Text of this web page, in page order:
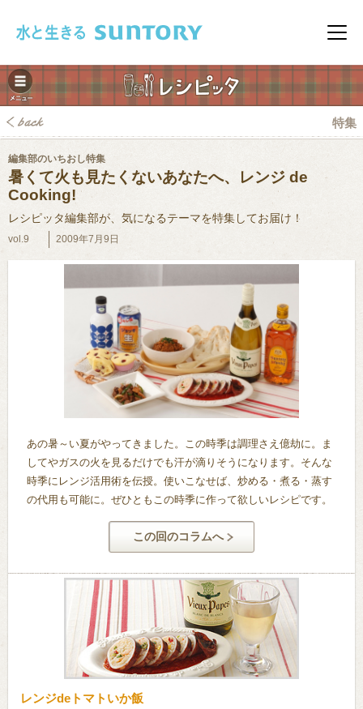
メニ
レシピ
特集
編集部のいちおし特集
暑くて火も見たくないあなたへ、レンジ de
Cooking!
レシピッタ編集部が、気になるテーマを特集してお届け！
vol.9 2009年7月9日
あの暑～い夏がやってきました。この時季は調理さえ億劫に。ま
してやガスの火を見るだけでも汗が滴りそうになります。そんな
時季にレンジ活用術を伝授。使いこなせば、炒める・煮る・蒸す
の代用も可能に。ぜひともこの時季に作って欲しいレシピです。
この回のコラムへ
レンジdeトマトいか飯